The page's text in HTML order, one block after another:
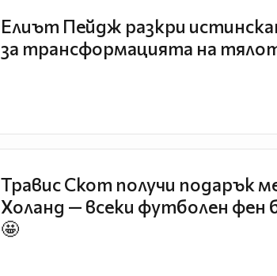
Елиът Пейдж разкри
за трансформацията на
Травис Скот получи подарък
Холанд — всеки футболен фен
🤩